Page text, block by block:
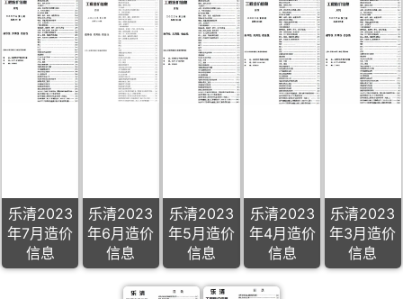
乐清2023
年7月造价
信息
乐清2023
年6月造价
信息
乐清2023
年5月造价
信息
乐清2023
年4月造价
信息
乐清2023
年3月造价
信息